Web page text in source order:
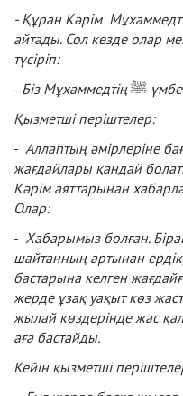
- Құран Кәрім
айтады. Сол кезде олар
түсіріп:
- Біз Мұхаммедтің
Қызметші періштелер:
- Аллаһтың әмірлеріне
жағдайлары қандай
Кәрім аяттарынан
Олар:
- Хабарымыз болған.
шайтанның артынан
бастарына келген
жерде ұзақ уақыт көз
жылай көздерінде жас
аға бастайды.
Кейін қызметші